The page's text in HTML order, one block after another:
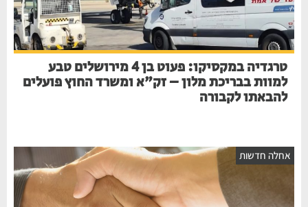
טרגדיה במקסיקו: פעוט בן 4 מירושלים טבע
למוות בבריכת מלון – זק"א ומשרד החוץ פועלים
להבאתו לקבורה
אחלה חדשות